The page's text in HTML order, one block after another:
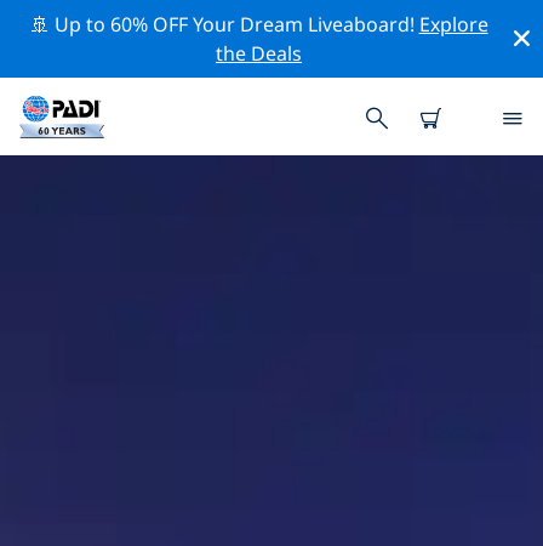
🚢 Up to 60% OFF Your Dream Liveaboard! Explore
the Deals